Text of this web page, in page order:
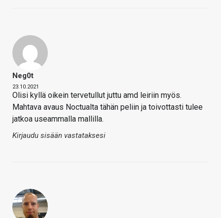
Neg0t
23.10.2021
Olisi kyllä oikein tervetullut juttu amd leiriin myös.
Mahtava avaus Noctualta tähän peliin ja toivottasti tulee
jatkoa useammalla mallilla.
Kirjaudu sisään vastataksesi